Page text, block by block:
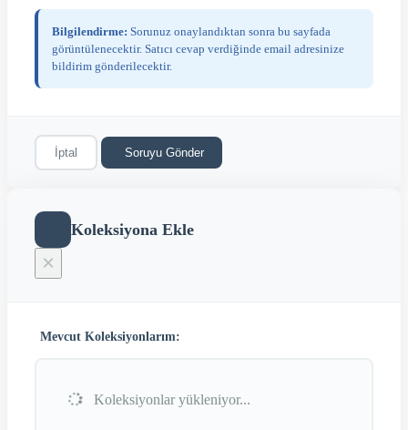
Bilgilendirme: Sorunuz onaylandıktan sonra bu sayfada
görüntülenecektir. Satıcı cevap verdiğinde email adresinize
bildirim gönderilecektir.
İptal Soruyu Gönder
Koleksiyona Ekle
×
Mevcut Koleksiyonlarım:
Koleksiyonlar yükleniyor...